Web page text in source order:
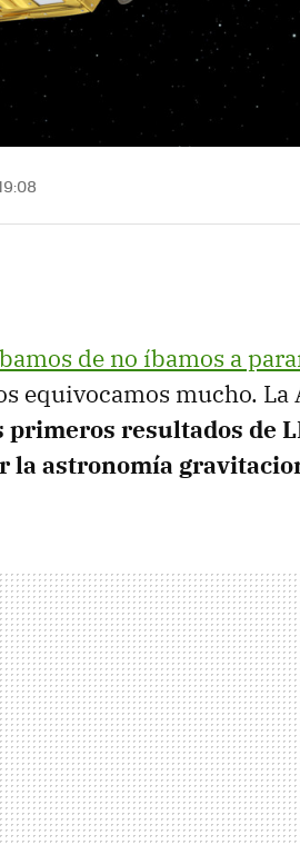
de no íbamos a
equivocamos mucho. La
primeros resultados de
la astronomía